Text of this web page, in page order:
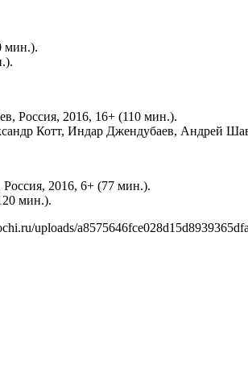
мин.).
Россия, 2016, 16+ (110 мин.).
Котт, Индар Джендубаев, Андрей
2016, 6+ (77 мин.).
мин.).
uploads/